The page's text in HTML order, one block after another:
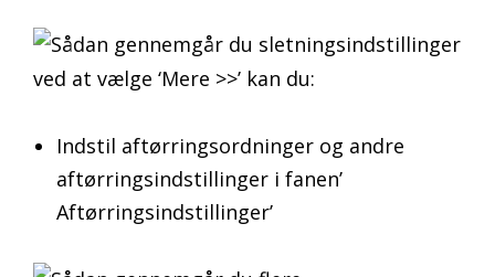
ved at vælge ‘Mere >>’ kan du:
Indstil aftørringsordninger og andre
aftørringsindstillinger i fanen’
Aftørringsindstillinger’